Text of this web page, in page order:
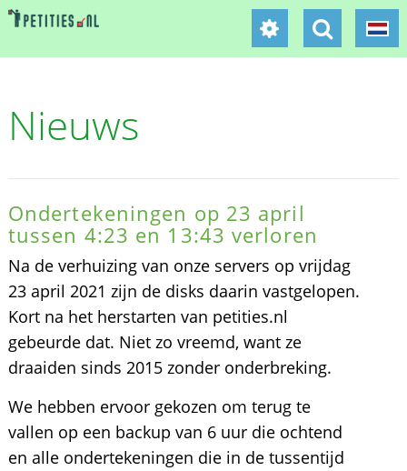
Nieuws
Ondertekeningen op 23 april
tussen 4:23 en 13:43 verloren
Na de verhuizing van onze servers op vrijdag
23 april 2021 zijn de disks daarin vastgelopen.
Kort na het herstarten van petities.nl
gebeurde dat. Niet zo vreemd, want ze
draaiden sinds 2015 zonder onderbreking.
We hebben ervoor gekozen om terug te
vallen op een backup van 6 uur die ochtend
en alle ondertekeningen die in de tussentijd